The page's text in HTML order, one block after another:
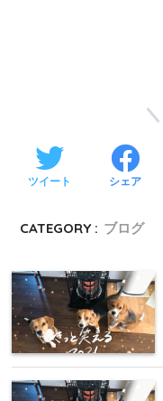
ツイート シェア
CATEGORY : ブログ